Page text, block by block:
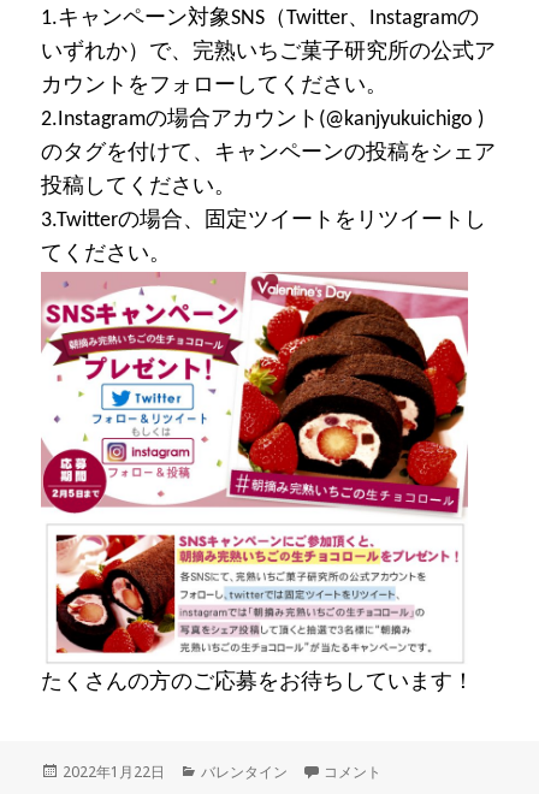
1.キャンペーン対象SNS（Twitter、Instagramの
いずれか）で、完熟いちご菓子研究所の公式ア
カウントをフォローしてください。
2.Instagramの場合アカウント(@kanjyukuichigo )
のタグを付けて、キャンペーンの投稿をシェア
投稿してください。
3.Twitterの場合、固定ツイートをリツイートし
てください。
たくさんの方のご応募をお待ちしています！
投
2022年1月22日
カ
バレンタイン バレンタインプレゼントキャン
コメント